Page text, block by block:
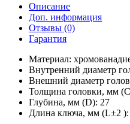
Описание
Доп. информация
Отзывы (0)
Гарантия
Материал:
Внутренний диаметр
Внешний диаметр
Толщина головки, мм
Глубина, мм (D): 27
Длина ключа, мм (L±2 ):